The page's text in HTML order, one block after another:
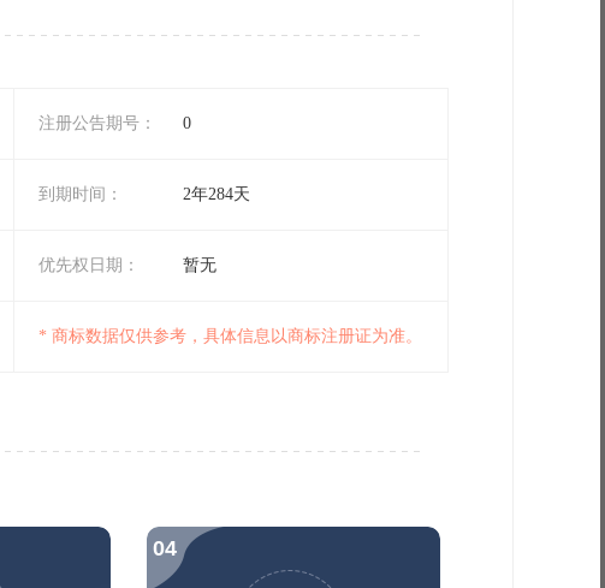
注册公告期号： 0
到期时间： 2年284天
优先权日期： 暂无
* 商标数据仅供参考，具体信息以商标注册证为准。